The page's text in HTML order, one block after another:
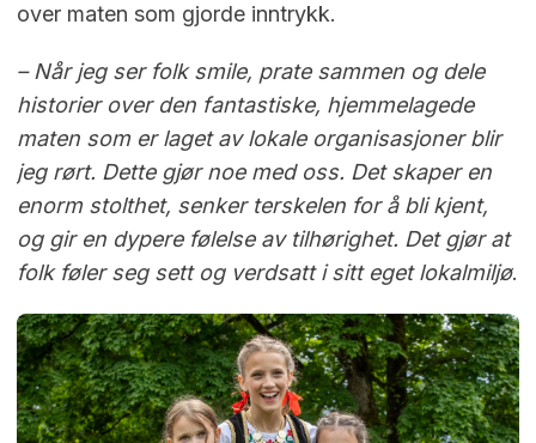
over maten som gjorde inntrykk.
– Når jeg ser folk smile, prate sammen og dele
historier over den fantastiske, hjemmelagede
maten som er laget av lokale organisasjoner blir
jeg rørt. Dette gjør noe med oss. Det skaper en
enorm stolthet, senker terskelen for å bli kjent,
og gir en dypere følelse av tilhørighet. Det gjør at
folk føler seg sett og verdsatt i sitt eget lokalmiljø.